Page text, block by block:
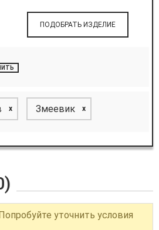
ПОДОБРАТЬ ИЗДЕЛИЕ
x Змеевик x
уточнить условия